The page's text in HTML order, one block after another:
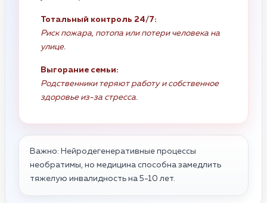
Тотальный контроль 24/7:
Риск пожара, потопа или потери человека на
улице.
Выгорание семьи:
Родственники теряют работу и собственное
здоровье из-за стресса.
Важно: Нейродегенеративные процессы
необратимы, но медицина способна замедлить
тяжелую инвалидность на 5-10 лет.